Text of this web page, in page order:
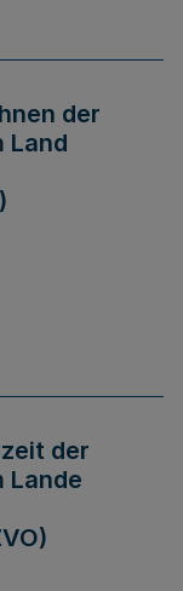
der
Land
der
Lande